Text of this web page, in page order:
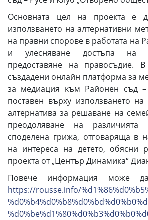
Основната цел на проекта е
използването на алтернативни
на правни спорове в работата на
и улесняване достъпа на
предоставяне на правосъдие.
създадени онлайн платформа за
за медиация към Районен съд
поставен върху използването
алтернатива за решаване на
преодоляване на
споделена грижа, отговаряща в
на интереса на детето, обясни
проекта от „Център Динамика“
Повече информация може
https://rousse.info/